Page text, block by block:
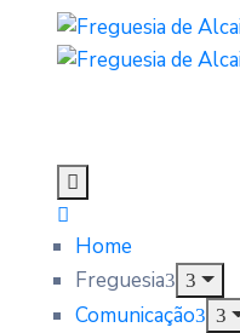
Home
Freguesia
Comunicação